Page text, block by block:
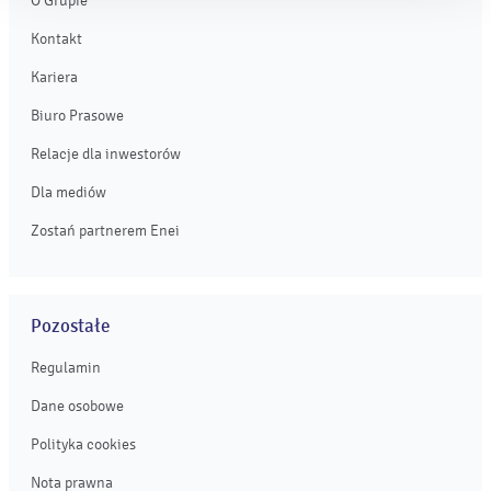
Kontakt
Kariera
Biuro Prasowe
Relacje dla inwestorów
Dla mediów
Zostań partnerem Enei
Pozostałe
Regulamin
Dane osobowe
Polityka cookies
Nota prawna